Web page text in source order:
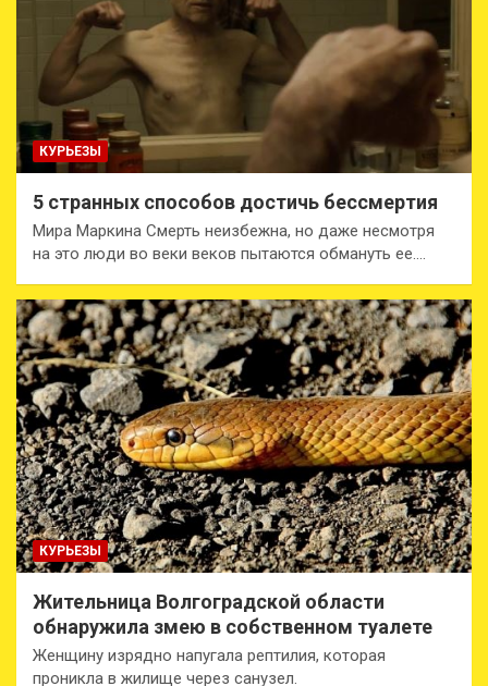
КУРЬЕЗЫ
5 странных способов достичь бессмертия
Мира Маркина Смерть неизбежна, но даже несмотря
на это люди во веки веков пытаются обмануть ее.…
КУРЬЕЗЫ
Жительница Волгоградской области
обнаружила змею в собственном туалете
Женщину изрядно напугала рептилия, которая
проникла в жилище через санузел.